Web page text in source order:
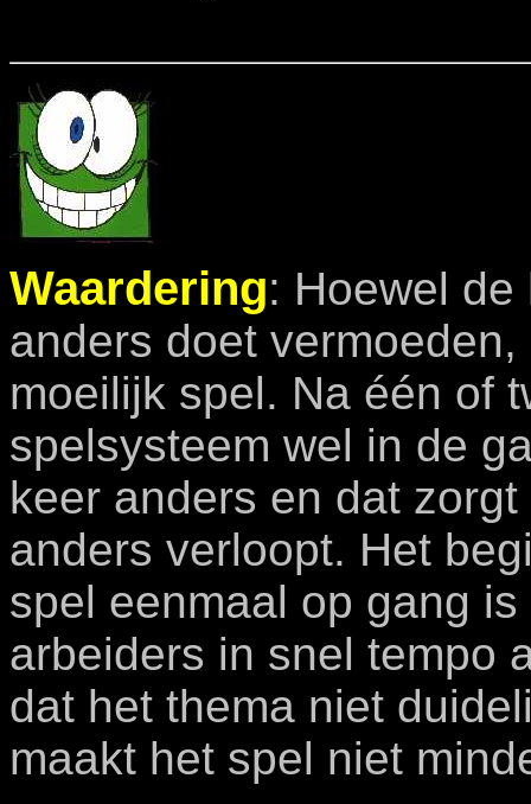
Waardering: Hoewel
anders doet
moeilijk spel. Na één of
spelsysteem wel in de
keer anders en dat
anders verloopt. Het
spel eenmaal op gang
arbeiders in snel tempo
dat het thema niet
maakt het spel niet